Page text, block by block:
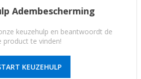
Adembescherming
keuzehulp en beantwoordt de
te vinden!
KEUZEHULP